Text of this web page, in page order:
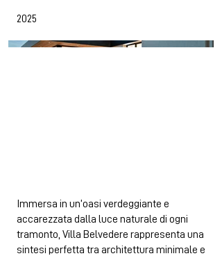
2025
Immersa in un’oasi verdeggiante e
accarezzata dalla luce naturale di ogni
tramonto, Villa Belvedere rappresenta una
sintesi perfetta tra architettura minimale e